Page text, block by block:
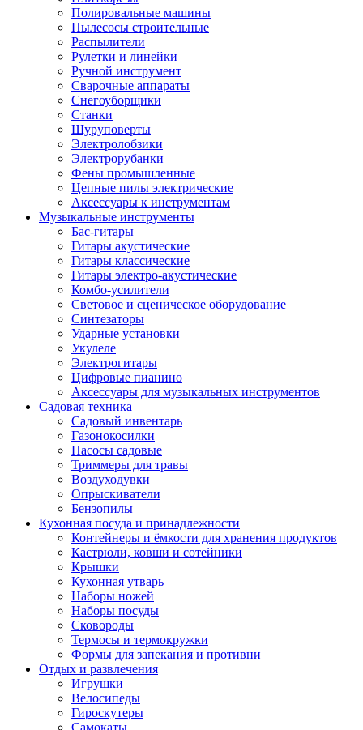
Полировальные машины
Пылесосы строительные
Распылители
Рулетки и линейки
Ручной инструмент
Сварочные аппараты
Снегоуборщики
Станки
Шуруповерты
Электролобзики
Электрорубанки
Фены промышленные
Цепные пилы электрические
Аксессуары к инструментам
Музыкальные инструменты
Бас-гитары
Гитары акустические
Гитары классические
Гитары электро-акустические
Комбо-усилители
Световое и сценическое оборудование
Синтезаторы
Ударные установки
Укулеле
Электрогитары
Цифровые пианино
Аксессуары для музыкальных инструментов
Садовая техника
Садовый инвентарь
Газонокосилки
Насосы садовые
Триммеры для травы
Воздуходувки
Опрыскиватели
Бензопилы
Кухонная посуда и принадлежности
Контейнеры и ёмкости для хранения продуктов
Кастрюли, ковши и сотейники
Крышки
Кухонная утварь
Наборы ножей
Наборы посуды
Сковороды
Термосы и термокружки
Формы для запекания и противни
Отдых и развлечения
Игрушки
Велосипеды
Гироскутеры
Самокаты